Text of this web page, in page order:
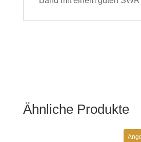
Ähnliche Produkte